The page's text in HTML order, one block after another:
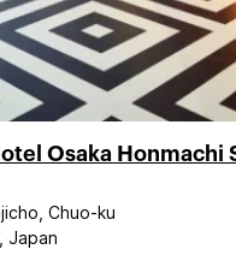
Osaka Honmachi
Chuo-ku
Japan